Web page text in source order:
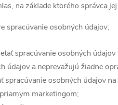
na základe ktorého správca
spracúvanie osobných údajov;
spracúvanie osobných
údajov a neprevažujú žiadne
spracúvanie osobných údajov
marketingom;